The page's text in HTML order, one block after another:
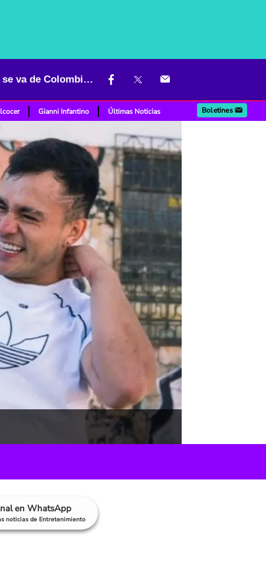
Comediante 'Culotauro' tomó una drástica decisión por amenazas: se va de Colombia y frena proyecto
Gianni Infantino Últimas Noticias Boletines
en WhatsApp
noticias de Entretenimiento